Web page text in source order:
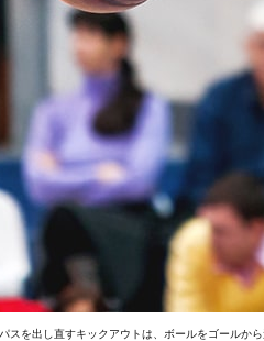
スを出し直すキックアウトは、ボールをゴールか